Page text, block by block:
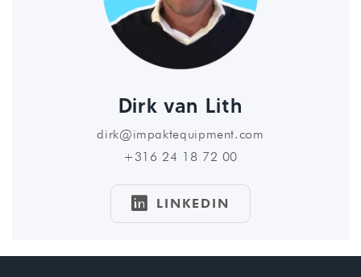
Dirk van Lith
dirk@impaktequipment.com
+316 24 18 72 00
 LINKEDIN